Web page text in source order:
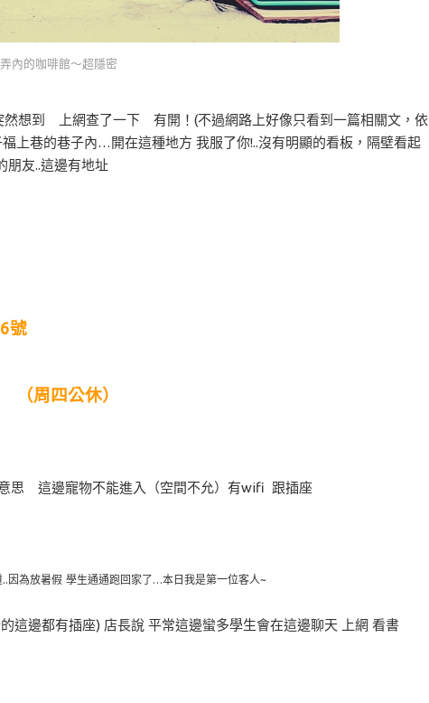
內的咖啡館～超隱密
然想到 上網查了一下 有開！(不過網路上好像只看到一篇相關文，依
上巷的巷子內…開在這種地方 我服了你!..沒有明顯的看板，隔壁看起
朋友..這邊有地址
號
周四公休）
思 這邊寵物不能進入（空間不允）有wifi 跟插座
因為放暑假 學生通通跑回家了…本日我是第一位客人~
這邊都有插座) 店長說 平常這邊蠻多學生會在這邊聊天 上網 看書